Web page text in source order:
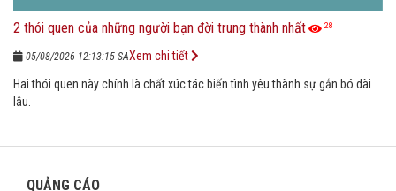
2 thói quen của những người bạn đời trung thành nhất 28
05/08/2026 12:13:15 SA
Hai thói quen này chính là chất xúc tác biến tình yêu thành sự gắn bó dài
lâu.
Xem chi tiết
QUẢNG CÁO